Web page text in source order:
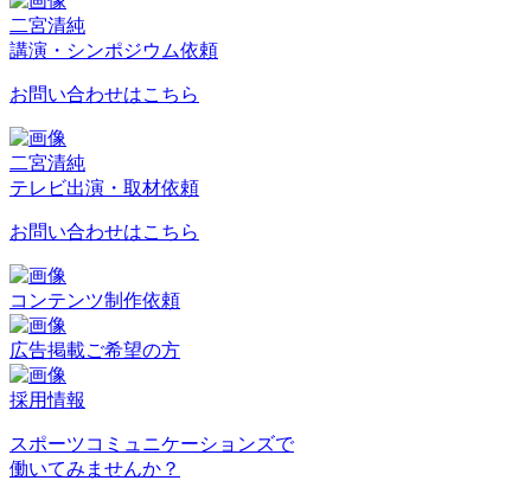
二宮清純
講演・シンポジウム依頼
お問い合わせはこちら
二宮清純
テレビ出演・取材依頼
お問い合わせはこちら
コンテンツ制作依頼
広告掲載ご希望の方
採用情報
スポーツコミュニケーションズで
働いてみませんか？